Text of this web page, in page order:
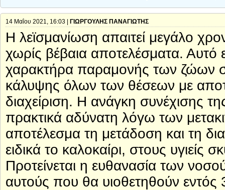
14 Μαΐου 2021, 16:03 | ΓΙΩΡΓΟΥΛΗΣ ΠΑΝΑΓΙΩΤΗΣ
Η λεϊσμανίωση απαιτεί μεγάλο
χωρίς βέβαια αποτελέσματα. Αυτό
χαρακτήρα παραμονής των ζώων
κάλυψης όλων των θέσεων με
διαχείριση. Η ανάγκη συνέχισης
πρακτικά αδύνατη λόγω των
αποτέλεσμα τη μετάδοση και τη
ειδικά το καλοκαίρι, στους
Προτείνεται η ευθανασία των
αυτούς που θα υιοθετηθούν